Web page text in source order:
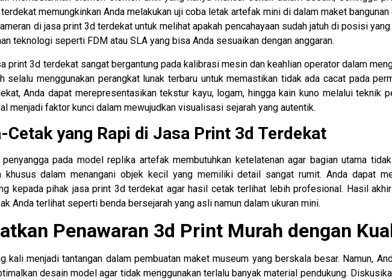
memungkinkan Anda melakukan uji coba letak artefak mini di dalam maket
di jasa print 3d terdekat untuk melihat apakah pencahayaan sudah jatuh di posisi
teknologi seperti FDM atau SLA yang bisa Anda sesuaikan dengan anggaran.
print 3d terdekat sangat bergantung pada kalibrasi mesin dan keahlian operator dalam
selalu menggunakan perangkat lunak terbaru untuk memastikan tidak ada cacat pada
Anda dapat merepresentasikan tekstur kayu, logam, hingga kain kuno melalui teknik
menjadi faktor kunci dalam mewujudkan visualisasi sejarah yang autentik.
Cetak yang Rapi di Jasa Print 3d Terdekat
pada model replika artefak membutuhkan ketelatenan agar bagian utama
dalam menangani objek kecil yang memiliki detail sangat rumit. Anda dapat
kepada pihak jasa print 3d terdekat agar hasil cetak terlihat lebih profesional. Hasil
Anda terlihat seperti benda bersejarah yang asli namun dalam ukuran mini.
Penawaran 3d Print Murah dengan
kali menjadi tantangan dalam pembuatan maket museum yang berskala besar. Namun,
desain model agar tidak menggunakan terlalu banyak material pendukung.